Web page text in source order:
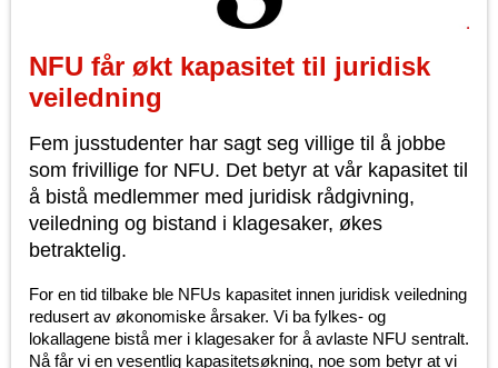
NFU får økt kapasitet til juridisk
veiledning
Fem jusstudenter har sagt seg villige til å jobbe
som frivillige for NFU. Det betyr at vår kapasitet til
å bistå medlemmer med juridisk rådgivning,
veiledning og bistand i klagesaker, økes
betraktelig.
For en tid tilbake ble NFUs kapasitet innen juridisk veiledning
redusert av økonomiske årsaker. Vi ba fylkes- og
lokallagene bistå mer i klagesaker for å avlaste NFU sentralt.
Nå får vi en vesentlig kapasitetsøkning, noe som betyr at vi